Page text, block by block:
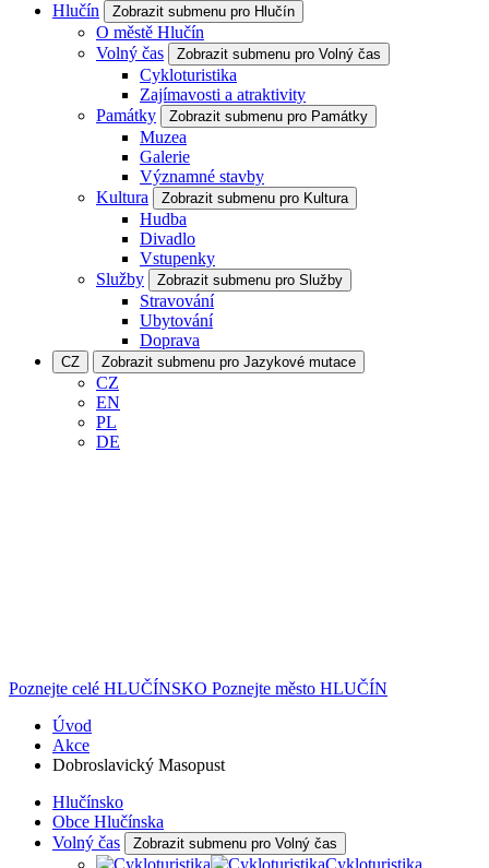
Hlučín Zobrazit submenu pro Hlučín
O městě Hlučín
Volný čas
Zobrazit submenu pro Volný čas
Cykloturistika
Zajímavosti a atraktivity
Památky
Zobrazit submenu pro Památky
Muzea
Galerie
Významné stavby
Kultura
Zobrazit submenu pro Kultura
Hudba
Divadlo
Vstupenky
Služby
Zobrazit submenu pro Služby
Stravování
Ubytování
Doprava
CZ Zobrazit submenu pro Jazykové mutace
CZ
EN
PL
DE
Poznejte celé HLUČÍNSKO Poznejte město HLUČÍN
Úvod
Akce
Dobroslavický Masopust
Hlučínsko
Obce Hlučínska
Volný čas
Zobrazit submenu pro Volný čas
Cykloturistika